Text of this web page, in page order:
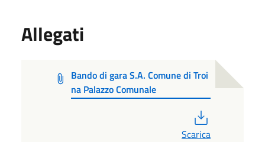
Allegati
Bando di gara S.A. Comune di Troi
na Palazzo Comunale
Scarica